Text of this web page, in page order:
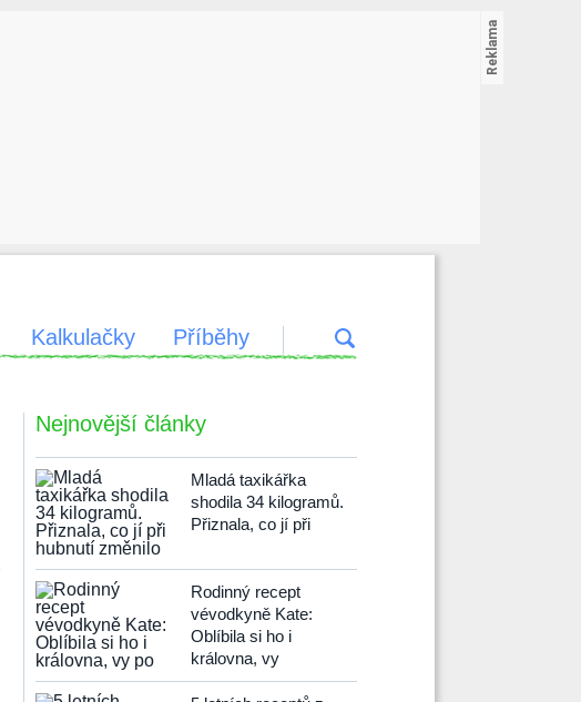
Kalkulačky Příběhy
Nejnovější články
Mladá taxikářka
shodila 34 kilogramů.
Přiznala, co jí při
Rodinný recept
vévodkyně Kate:
Oblíbila si ho i
královna, vy